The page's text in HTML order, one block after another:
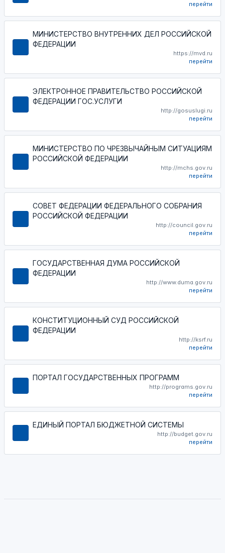
перейти
МИНИСТЕРСТВО ВНУТРЕННИХ ДЕЛ РОССИЙСКОЙ
ФЕДЕРАЦИИ
https://mvd.ru
перейти
ЭЛЕКТРОННОЕ ПРАВИТЕЛЬСТВО РОССИЙСКОЙ
ФЕДЕРАЦИИ ГОС.УСЛУГИ
http://gosuslugi.ru
перейти
МИНИСТЕРСТВО ПО ЧРЕЗВЫЧАЙНЫМ СИТУАЦИЯМ
РОССИЙСКОЙ ФЕДЕРАЦИИ
http://mchs.gov.ru
перейти
СОВЕТ ФЕДЕРАЦИИ ФЕДЕРАЛЬНОГО СОБРАНИЯ
РОССИЙСКОЙ ФЕДЕРАЦИИ
http://council.gov.ru
перейти
ГОСУДАРСТВЕННАЯ ДУМА РОССИЙСКОЙ
ФЕДЕРАЦИИ
http://www.duma.gov.ru
перейти
КОНСТИТУЦИОННЫЙ СУД РОССИЙСКОЙ
ФЕДЕРАЦИИ
http://ksrf.ru
перейти
ПОРТАЛ ГОСУДАРСТВЕННЫХ ПРОГРАММ
http://programs.gov.ru
перейти
ЕДИНЫЙ ПОРТАЛ БЮДЖЕТНОЙ СИСТЕМЫ
http://budget.gov.ru
перейти